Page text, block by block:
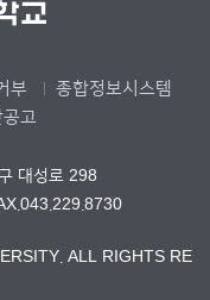
부
종합정보시스템
고
대성로 298
ALL RIGHTS RE